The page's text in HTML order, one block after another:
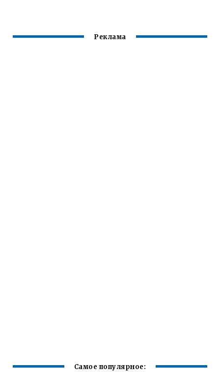
Реклама
Самое популярное: